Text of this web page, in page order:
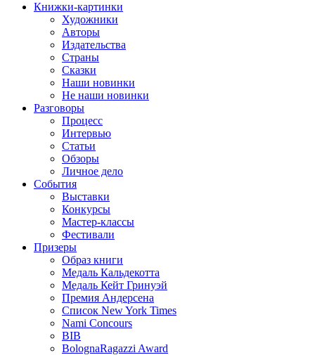
Книжки-картинки
Художники
Авторы
Издательства
Страны
Сказки
Наши новинки
Не наши новинки
Разговоры
Процесс
Интервью
Статьи
Обзоры
Личное дело
События
Выставки
Конкурсы
Мастер-классы
Фестивали
Призеры
Образ книги
Медаль Кальдекотта
Медаль Кейт Гринуэй
Премия Андерсена
Список New York Times
Nami Concours
BIB
BolognaRagazzi Award